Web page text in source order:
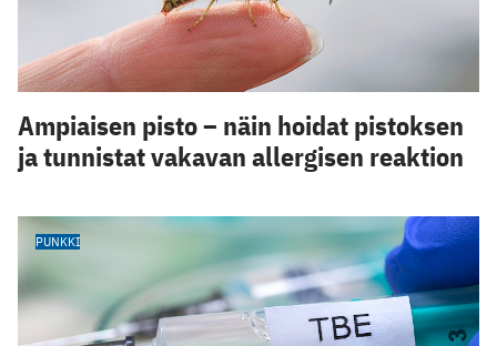
Ampiaisen pisto – näin hoidat pistoksen
ja tunnistat vakavan allergisen reaktion
PUNKKI